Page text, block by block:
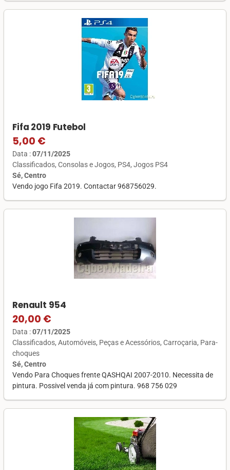
Fifa 2019 Futebol
5,00 €
Data :07/11/2025
Classificados Consolas e Jogos PS4 Jogos PS4
Sé, Centro
Vendo jogo Fifa 2019. Contactar 968756029.
Renault 954
20,00 €
Data :07/11/2025
Classificados Automóveis Peças e Acessórios Carroçaria Para-
choques
Sé, Centro
Vendo Para Choques frente QASHQAI 2007-2010. Necessita de
pintura. Possivel venda já com pintura. 968 756 029